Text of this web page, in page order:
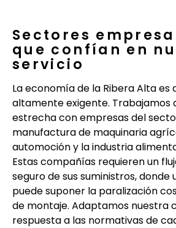
Sectores
que confían en
servicio
La economía de la Ribera Alta es
altamente exigente. Trabajamos
estrecha con empresas del
manufactura de maquinaria
automoción y la industria
Estas compañías requieren un
seguro de sus suministros,
puede suponer la paralización
de montaje. Adaptamos nuestra
respuesta a las normativas de